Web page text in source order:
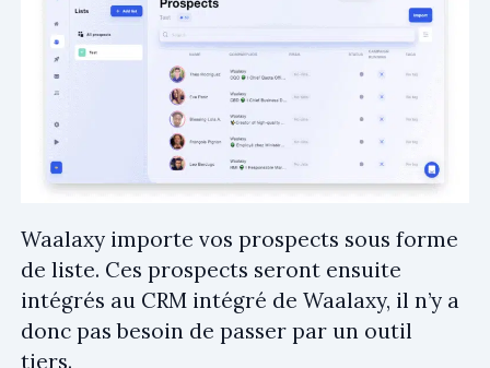
Waalaxy importe vos prospects sous forme
de liste. Ces prospects seront ensuite
intégrés au CRM intégré de Waalaxy, il n’y a
donc pas besoin de passer par un outil
tiers.